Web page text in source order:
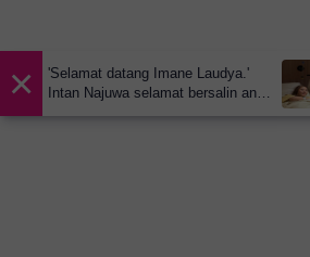
×
'Selamat datang Imane Laudya.'
Intan Najuwa selamat bersalin anak